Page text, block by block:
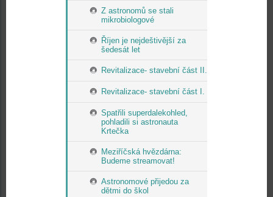
Z astronomů se stali
mikrobiologové
Říjen je nejdeštivější za
šedesát let
Revitalizace- stavební část II.
Revitalizace- stavební část I.
Spatřili superdalekohled,
pohladili si astronauta
Krtečka
Meziříčská hvězdárna:
Budeme streamovat!
Astronomové přijedou za
dětmi do škol